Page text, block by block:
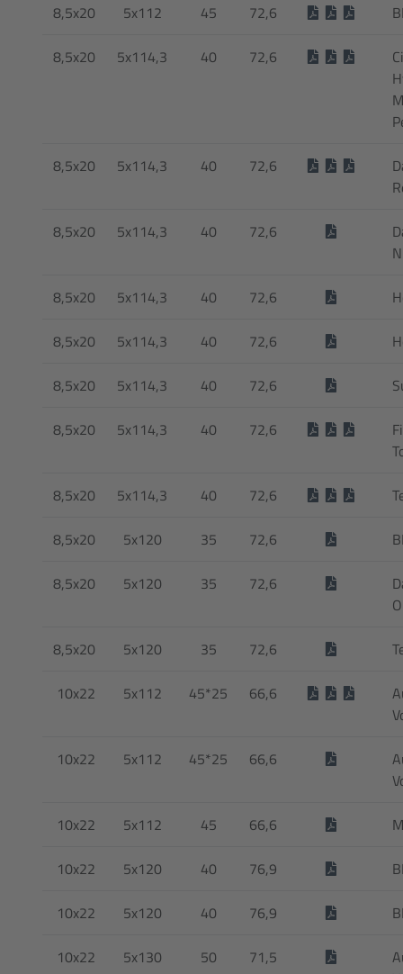
8,5x20 5x112 45 72,6
8,5x20 5x114,3 40 72,6
8,5x20 5x114,3 40 72,6
8,5x20 5x114,3 40 72,6
8,5x20 5x114,3 40 72,6
8,5x20 5x114,3 40 72,6
8,5x20 5x114,3 40 72,6
8,5x20 5x114,3 40 72,6
8,5x20 5x114,3 40 72,6
8,5x20 5x120 35 72,6
8,5x20 5x120 35 72,6
8,5x20 5x120 35 72,6
10x22 5x112 45*25 66,6
10x22 5x112 45*25 66,6
10x22 5x112 45 66,6
10x22 5x120 40 76,9
10x22 5x120 40 76,9
10x22 5x130 50 71,5